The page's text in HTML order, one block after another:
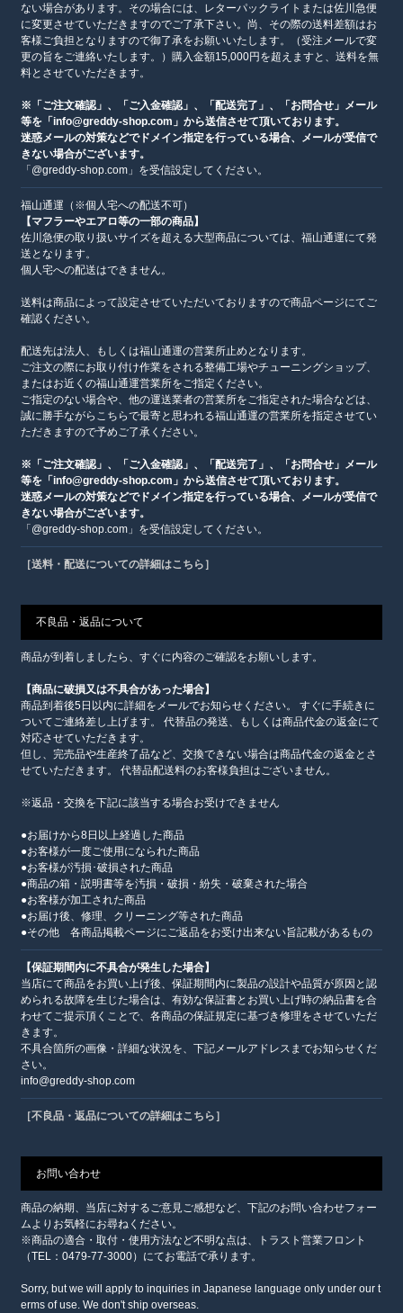
ない場合があります。その場合には、レターパックライトまたは佐川急便
に変更させていただきますのでご了承下さい。尚、その際の送料差額はお
客様ご負担となりますので御了承をお願いいたします。（受注メールで変
更の旨をご連絡いたします。）購入金額15,000円を超えますと、送料を無
料とさせていただきます。
※「ご注文確認」、「ご入金確認」、「配送完了」、「お問合せ」メール
等を「info@greddy-shop.com」から送信させて頂いております。
迷惑メールの対策などでドメイン指定を行っている場合、メールが受信で
きない場合がございます。
「@greddy-shop.com」を受信設定してください。
福山通運（※個人宅への配送不可）
【マフラーやエアロ等の一部の商品】
佐川急便の取り扱いサイズを超える大型商品については、福山通運にて発
送となります。
個人宅への配送はできません。
送料は商品によって設定させていただいておりますので商品ページにてご
確認ください。
配送先は法人、もしくは福山通運の営業所止めとなります。
ご注文の際にお取り付け作業をされる整備工場やチューニングショップ、
またはお近くの福山通運営業所をご指定ください。
ご指定のない場合や、他の運送業者の営業所をご指定された場合などは、
誠に勝手ながらこちらで最寄と思われる福山通運の営業所を指定させてい
ただきますので予めご了承ください。
※「ご注文確認」、「ご入金確認」、「配送完了」、「お問合せ」メール
等を「info@greddy-shop.com」から送信させて頂いております。
迷惑メールの対策などでドメイン指定を行っている場合、メールが受信で
きない場合がございます。
「@greddy-shop.com」を受信設定してください。
［送料・配送についての詳細はこちら］
不良品・返品について
商品が到着しましたら、すぐに内容のご確認をお願いします。
【商品に破損又は不具合があった場合】
商品到着後5日以内に詳細をメールでお知らせください。 すぐに手続きに
ついてご連絡差し上げます。 代替品の発送、もしくは商品代金の返金にて
対応させていただきます。
但し、完売品や生産終了品など、交換できない場合は商品代金の返金とさ
せていただきます。 代替品配送料のお客様負担はございません。
※返品・交換を下記に該当する場合お受けできません
●お届けから8日以上経過した商品
●お客様が一度ご使用になられた商品
●お客様が汚損･破損された商品
●商品の箱・説明書等を汚損・破損・紛失・破棄された場合
●お客様が加工された商品
●お届け後、修理、クリーニング等された商品
●その他 各商品掲載ページにご返品をお受け出来ない旨記載があるもの
【保証期間内に不具合が発生した場合】
当店にて商品をお買い上げ後、保証期間内に製品の設計や品質が原因と認
められる故障を生じた場合は、有効な保証書とお買い上げ時の納品書を合
わせてご提示頂くことで、各商品の保証規定に基づき修理をさせていただ
きます。
不具合箇所の画像・詳細な状況を、下記メールアドレスまでお知らせくだ
さい。
info@greddy-shop.com
［不良品・返品についての詳細はこちら］
お問い合わせ
商品の納期、当店に対するご意見ご感想など、下記のお問い合わせフォー
ムよりお気軽にお尋ねください。
※商品の適合・取付・使用方法など不明な点は、トラスト営業フロント
（TEL：0479-77-3000）にてお電話で承ります。
Sorry, but we will apply to inquiries in Japanese language only under our t
erms of use. We don't ship overseas.